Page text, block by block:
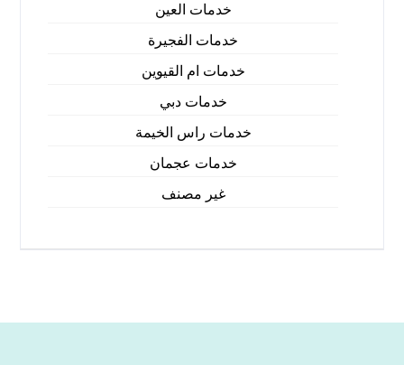
خدمات العين
خدمات الفجيرة
خدمات ام القيوين
خدمات دبي
خدمات راس الخيمة
خدمات عجمان
غير مصنف